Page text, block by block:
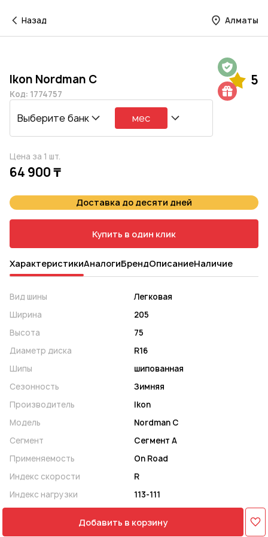
Назад Алматы
Ikon Nordman C 5
Код: 1774757
Выберите банк мес
Цена за 1 шт.
64 900 ₸
Доставка до десяти дней
Купить в один клик
ХарактеристикиАналогиБрендОписаниеНаличие
Вид шины
Легковая
Ширина
205
Высота
75
Диаметр диска
R16
Шипы
шипованная
Сезонность
Зимняя
Производитель
Ikon
Модель
Nordman C
Сегмент
Сегмент A
Применяемость
On Road
Индекс скорости
R
Индекс нагрузки
113-111
Добавить в корзину